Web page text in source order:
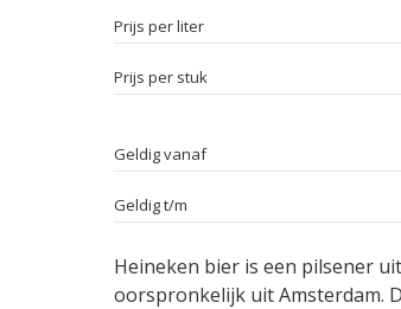
Prijs per liter
Prijs per stuk
Geldig vanaf
Geldig t/m
Heineken bier is een pilsener
oorspronkelijk uit Amsterdam.